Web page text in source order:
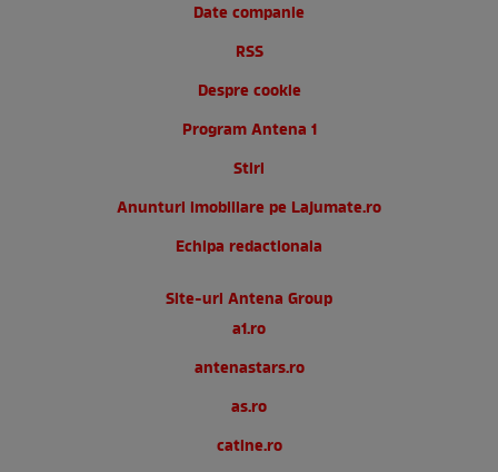
Date companie
RSS
Despre cookie
Program Antena 1
Stiri
Anunturi imobiliare pe Lajumate.ro
Echipa redactionala
Site-uri Antena Group
a1.ro
antenastars.ro
as.ro
catine.ro